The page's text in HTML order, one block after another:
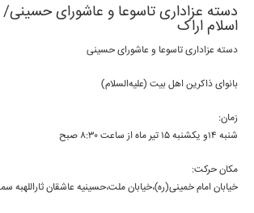
دسته عزاداری تاسوعا و عاشورای حسینی/
اسلام اراک
دسته عزاداری تاسوعا و عاشورای حسینی
بانوای ذاکرین اهل بیت (علیه‌السلام)
زمان:
شنبه ۱۴و یکشنبه ۱۵ تیر ماه از ساعت ۸:۳۰ صبح
مکان حرکت:
خیابان امام خمینی(ره)،خیابان ملت،حسینیه عاشقان ثاراللهبه